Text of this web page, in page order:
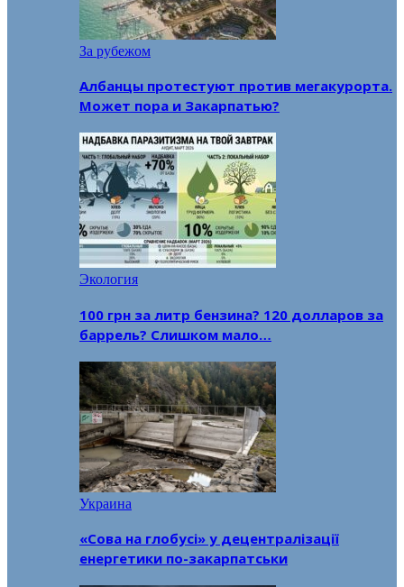
За рубежом
Албанцы протестуют против мегакурорта.
Может пора и Закарпатью?
Экология
100 грн за литр бензина? 120 долларов за
баррель? Слишком мало…
Украина
«Сова на глобусі» у децентралізації
енергетики по-закарпатськи